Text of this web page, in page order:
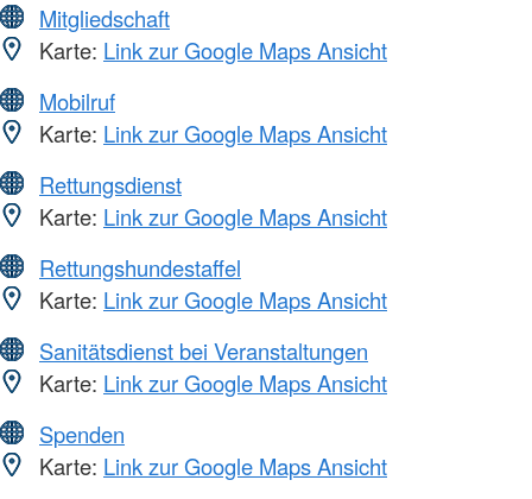
Mitgliedschaft
Karte: Link zur Google Maps Ansicht
Mobilruf
Karte: Link zur Google Maps Ansicht
Rettungsdienst
Karte: Link zur Google Maps Ansicht
Rettungshundestaffel
Karte: Link zur Google Maps Ansicht
Sanitätsdienst bei Veranstaltungen
Karte: Link zur Google Maps Ansicht
Spenden
Karte: Link zur Google Maps Ansicht